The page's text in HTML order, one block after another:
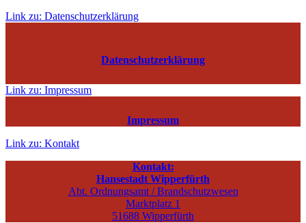
Link zu: Datenschutzerklärung
Datenschutzerklärung
Link zu: Impressum
Impressum
Link zu: Kontakt
Kontakt:
Hansestadt Wipperfürth
Abt. Ordnungsamt / Brandschutzwesen
Marktplatz 1
51688 Wipperfürth